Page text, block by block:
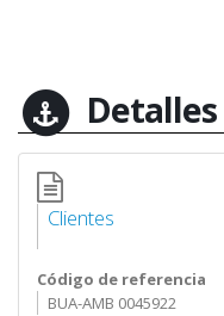
Detalles
Clientes
Código de referencia
BUA-AMB 0045922